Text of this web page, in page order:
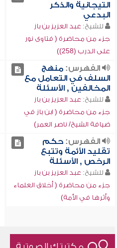
التيجانية والذكر
البدعي
للشيخ: عبد العزيز بن باز
جزء من محاضرة ( فتاوى نور
على الدرب (258))
الفهرس:منهج
السلف في التعامل مع
المخالفين , الأسئلة
للشيخ: عبد العزيز بن باز
جزء من محاضرة ( ابن باز في
ضيافة الشيخ/ ناصر العمر)
الفهرس:حكم
تقليد الأئمة وتتبع
الرخص , الأسئلة
للشيخ: عبد العزيز بن باز
جزء من محاضرة ( أخلاق العلماء
وأثرها في الأمة)